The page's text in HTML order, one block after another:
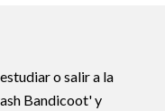
o salir a la
Bandicoot' y